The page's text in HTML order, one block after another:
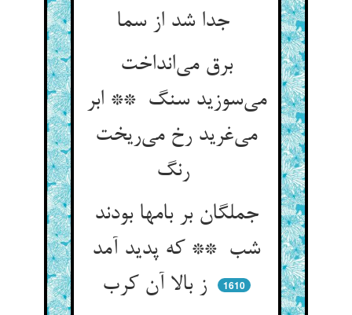
برق می‌انداخت
می‌سوزید سنگ ** ابر
می‌غرید رخ می‌ریخت
جملگان بر بامها بودند
شب ** که پدید آمد
ز بالا آن کرب
1610